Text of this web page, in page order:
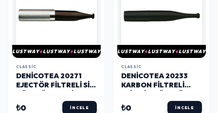
LUSTWAY LUSTWAY LUSTWAY
CLASSIC
DENICOTEA 20271
EJECTÖR FILTRELI SIG.
₺0 İNCELE
LUSTWAY LUSTWAY LUSTWAY
CLASSIC
DENICOTEA 20233
KARBON FILTRELI
SYH(6-7MM)
₺0 İNCELE